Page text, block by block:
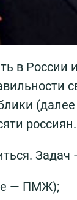
в России
россиян.
— ПМЖ);